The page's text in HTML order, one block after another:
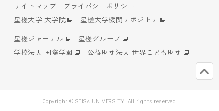
サイトマップ
プライバシーポリシー
星槎大学 大学院
星槎大学機関リポジトリ
星槎ジャーナル
星槎グループ
学校法人 国際学園
公益財団法人 世界こども財団
Copyright © SEISA UNIVERSITY. All rights reserved.